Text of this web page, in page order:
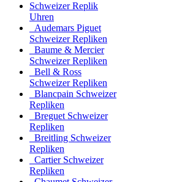
Schweizer Replik
Uhren
Audemars Piguet
Schweizer Repliken
Baume & Mercier
Schweizer Repliken
Bell & Ross
Schweizer Repliken
Blancpain Schweizer
Repliken
Breguet Schweizer
Repliken
Breitling Schweizer
Repliken
Cartier Schweizer
Repliken